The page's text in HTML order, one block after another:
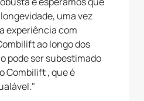
uma vez
experiência com
ao longo dos
pode ser subestimado
Combilift , que é